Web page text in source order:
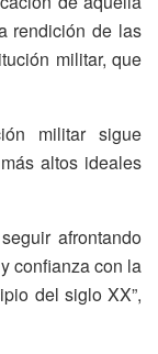
rendición de las
militar, que
militar sigue
altos ideales
afrontando
confianza con la
del siglo XX”,